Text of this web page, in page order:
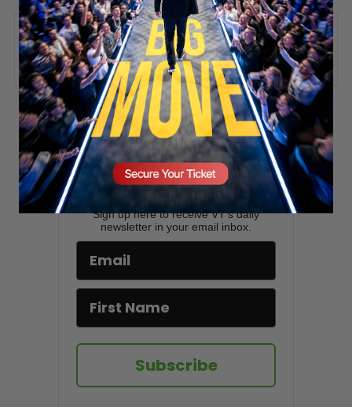
ADD COMMENT
You must belogged into post a comment.
Stay updated!
Sign up here to receive VT's daily
newsletter in your email inbox.
Subscribe
SECURE YOUR SEAT